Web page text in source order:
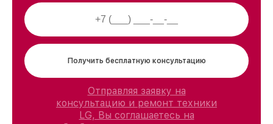
Получить бесплатную консультацию
Отправляя заявку на
консультацию и ремонт техники
LG, Вы соглашаетесь на